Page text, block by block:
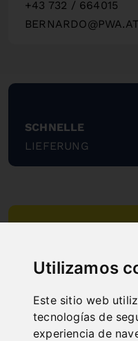
Utilizamos
Este sitio web
tecnologías de
experiencia de
+43 732 / 664015
BERNARDO@PWA.AT
SCHNELLE
LIEFERUNG
"
KATALOGE